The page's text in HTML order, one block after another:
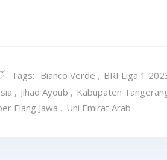
Tags: Bianco Verde , BRI Liga 1
, Jihad Ayoub , Kabupaten
Elang Jawa , Uni Emirat Arab